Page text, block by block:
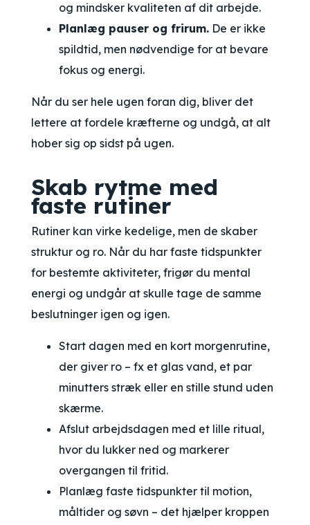
og mindsker kvaliteten af dit arbejde.
Planlæg pauser og frirum. De er ikke
spildtid, men nødvendige for at bevare
fokus og energi.
Når du ser hele ugen foran dig, bliver det
lettere at fordele kræfterne og undgå, at alt
hober sig op sidst på ugen.
Skab rytme med
faste rutiner
Rutiner kan virke kedelige, men de skaber
struktur og ro. Når du har faste tidspunkter
for bestemte aktiviteter, frigør du mental
energi og undgår at skulle tage de samme
beslutninger igen og igen.
Start dagen med en kort morgenrutine,
der giver ro – fx et glas vand, et par
minutters stræk eller en stille stund uden
skærme.
Afslut arbejdsdagen med et lille ritual,
hvor du lukker ned og markerer
overgangen til fritid.
Planlæg faste tidspunkter til motion,
måltider og søvn – det hjælper kroppen